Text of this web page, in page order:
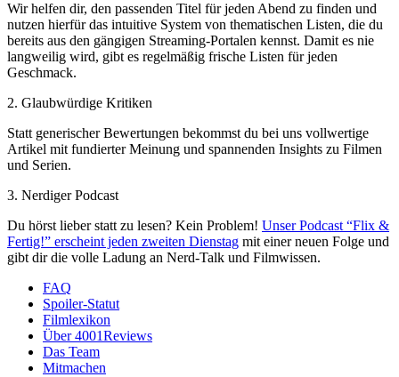
Wir helfen dir, den passenden Titel für jeden Abend zu finden und
nutzen hierfür das intuitive System von thematischen Listen, die du
bereits aus den gängigen Streaming-Portalen kennst. Damit es nie
langweilig wird, gibt es regelmäßig frische Listen für jeden
Geschmack.
2. Glaubwürdige Kritiken
Statt generischer Bewertungen bekommst du bei uns vollwertige
Artikel mit fundierter Meinung und spannenden Insights zu Filmen
und Serien.
3. Nerdiger Podcast
Du hörst lieber statt zu lesen? Kein Problem! Unser Podcast “Flix &
Fertig!” erscheint jeden zweiten Dienstag mit einer neuen Folge und
gibt dir die volle Ladung an Nerd-Talk und Filmwissen.
FAQ
Spoiler-Statut
Filmlexikon
Über 4001Reviews
Das Team
Mitmachen